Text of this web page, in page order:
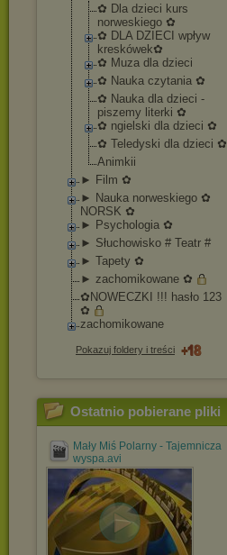
✿ Dla dzieci kurs
norweskiego ✿
✿ DLA DZIECI wpływ
kreskówek✿
✿ Muza dla dzieci
✿ Nauka czytania ✿
✿ Nauka dla dzieci -
piszemy literki ✿
✿ ngielski dla dzieci ✿
✿ Teledyski dla dzieci ✿
Animkii
► Film ✿
► Nauka norweskiego ✿
NORSK ✿
► Psychologia ✿
► Słuchowisko # Teatr #
► Tapety ✿
► zachomikowane ✿
✿NOWECZKI !!! hasło 123
✿
zachomikowane
Pokazuj foldery i treści
Ostatnio pobierane pliki
Mały Miś Polarny - Tajemnicza
wyspa.avi